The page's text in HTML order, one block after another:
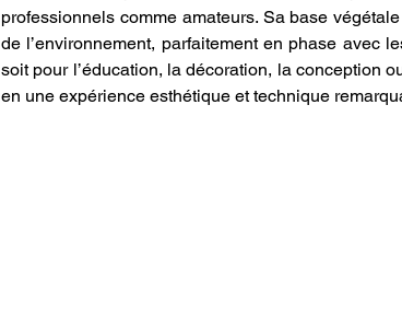
professionnels comme amateurs. Sa base
de l’environnement, parfaitement en phase avec
soit pour l’éducation, la décoration, la conception
en une expérience esthétique et technique